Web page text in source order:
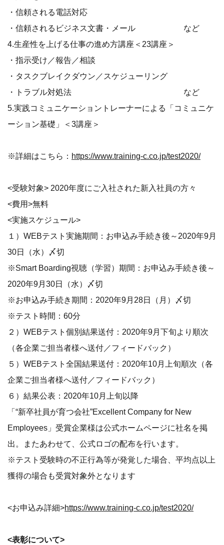
・信頼される電話対応
・信頼されるビジネス文書・メール など
4.生産性を上げる仕事の進め方講座＜23講座＞
・指示受け／報告／相談
・タスクブレイクダウン／スケジューリング
・トラブル対処法 など
5.実践コミュニケーショントレーナーによる「コミュニケ
ーション基礎」＜3講座＞
※詳細はこちら： https://www.training-c.co.jp/test2020/
<受験対象> 2020年度にご入社された新入社員の方々
<費用>無料
<実施スケジュール>
１）WEBテスト実施期間：お申込み手続き後～2020年9月
30日（水）〆切
※Smart Boarding視聴（学習）期間：お申込み手続き後～
2020年9月30日（水）〆切
※お申込み手続き期間：2020年9月28日（月）〆切
※テスト時間：60分
２）WEBテスト個別結果送付：2020年9月下旬より順次
（各企業ご担当者様へ送付／フィードバック）
５）WEBテスト全国結果送付：2020年10月上旬順次（各
企業ご担当者様へ送付／フィードバック）
６）結果公表：2020年10月上旬以降
「“新卒社員が育つ会社”Excellent Company for New
Employees」受賞企業様は公式ホームページに社名を掲
出。またあわせて、公式ロゴの配布を行います。
※テスト受験時の不正行為等が発覚した場合、平均点以上
獲得の場合も受賞対象外となります
<お申込み詳細>https://www.training-c.co.jp/test2020/
<表彰について>